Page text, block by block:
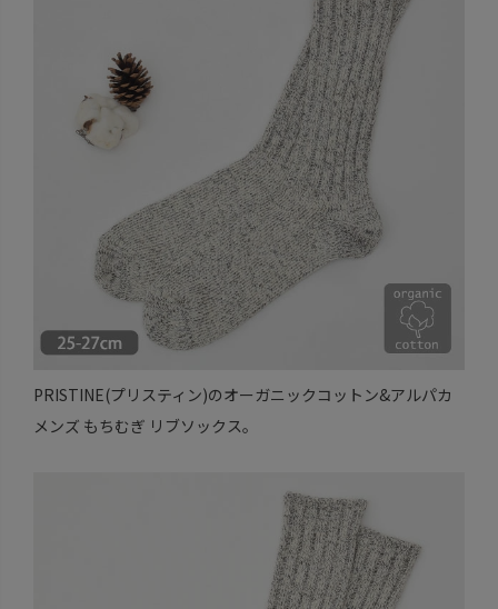
PRISTINE(プリスティン)のオーガニックコットン&アルパカ
メンズ もちむぎ リブソックス。